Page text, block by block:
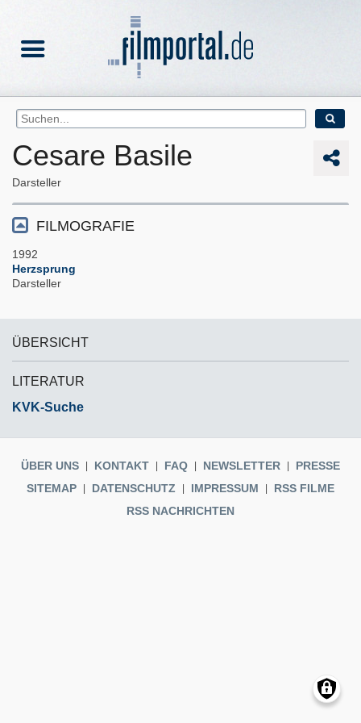
Cesare Basile
Darsteller
FILMOGRAFIE
1992
Herzsprung
Darsteller
ÜBERSICHT
LITERATUR
KVK-Suche
ÜBER UNS KONTAKT FAQ NEWSLETTER
PRESSE
SITEMAP
DATENSCHUTZ IMPRESSUM
RSS FILME
RSS NACHRICHTEN